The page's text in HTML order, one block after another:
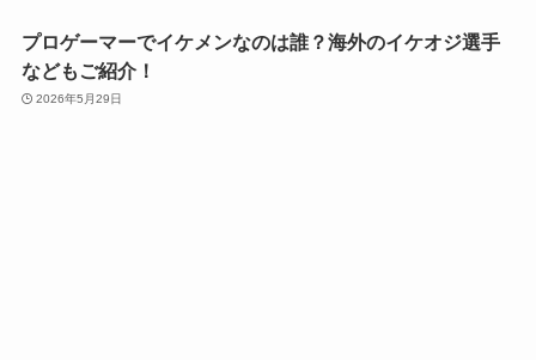
プロゲーマーでイケメンなのは誰？海外のイケオジ選手
などもご紹介！
2026年5月29日